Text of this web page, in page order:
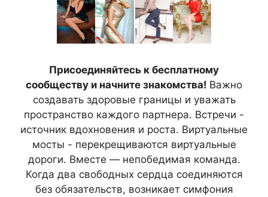
Присоединяйтесь к бесплатному
сообществу и начните знакомства! Важно
создавать здоровые границы и уважать
пространство каждого партнера. Встречи -
источник вдохновения и роста. Виртуальные
мосты - перекрещиваются виртуальные
дороги. Вместе — непобедимая команда.
Когда два свободных сердца соединяются
без обязательств, возникает симфония